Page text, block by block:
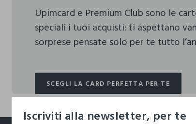
Upimcard e Premium Club sono le
speciali i tuoi acquisti: ti aspettano
sorprese pensate solo per te tutto
SCEGLI LA CARD PERFETTA PER TE
SCEGLI LA CARD PERFETTA PER TE
Iscriviti alla newsletter, per te
footer.ariatitle